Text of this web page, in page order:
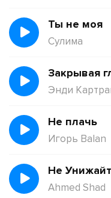
Ты не моя
Сулима
Закрывая
Энди
Не плачь
Игорь Balan
Не
Ahmed Shad